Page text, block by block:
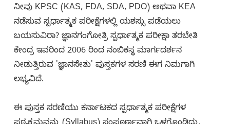
ನೀವು KPSC (KAS, FDA, SDA, PDO) ಅಥವಾ KEA
ನಡೆಸುವ ಸ್ಪರ್ಧಾತ್ಮಕ ಪರೀಕ್ಷೆಗಳಲ್ಲಿ ಯಶಸ್ಸು ಪಡೆಯಲು
ಬಯಸುವಿರಾ? ಜ್ಞಾನಗಂಗೋತ್ರಿ ಸ್ಪರ್ಧಾತ್ಮಕ ಪರೀಕ್ಷಾ ತರಬೇತಿ
ಕೇಂದ್ರ ಇವರಿಂದ 2006 ರಿಂದ ನಂಬಿಕಸ್ಥ ಮಾರ್ಗದರ್ಶನ
ನೀಡುತ್ತಿರುವ 'ಜ್ಞಾನಸೇತು' ಪುಸ್ತಕಗಳ ಸರಣಿ ಈಗ ನಿಮಗಾಗಿ
ಲಭ್ಯವಿದೆ.
ಈ ಪುಸ್ತಕ ಸರಣಿಯು ಕರ್ನಾಟಕದ ಸ್ಪರ್ಧಾತ್ಮಕ ಪರೀಕ್ಷೆಗಳ